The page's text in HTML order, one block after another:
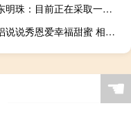
广东明珠：目前正在采取一切措施收回房地产相关合作项目的一切应收款项尽快回笼资金
情侣说说秀恩爱幸福甜蜜 相遇是春风十里原来是你
☚